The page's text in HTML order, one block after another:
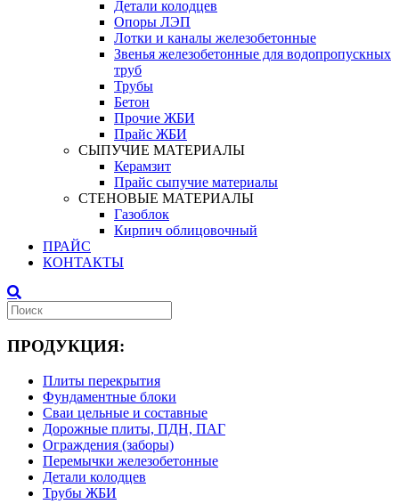
Детали колодцев
Опоры ЛЭП
Лотки и каналы железобетонные
Звенья железобетонные для водопропускных
труб
Трубы
Бетон
Прочие ЖБИ
Прайс ЖБИ
СЫПУЧИЕ МАТЕРИАЛЫ
Керамзит
Прайс сыпучие материалы
СТЕНОВЫЕ МАТЕРИАЛЫ
Газоблок
Кирпич облицовочный
ПРАЙС
КОНТАКТЫ
ПРОДУКЦИЯ:
Плиты перекрытия
Фундаментные блоки
Сваи цельные и составные
Дорожные плиты, ПДН, ПАГ
Ограждения (заборы)
Перемычки железобетонные
Детали колодцев
Трубы ЖБИ